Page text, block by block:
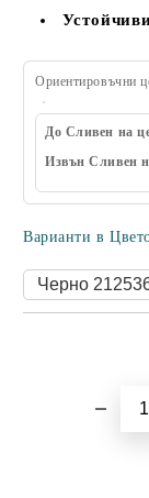
Ориентировъчни
До Сливен на
Извън Сливен
Варианти в